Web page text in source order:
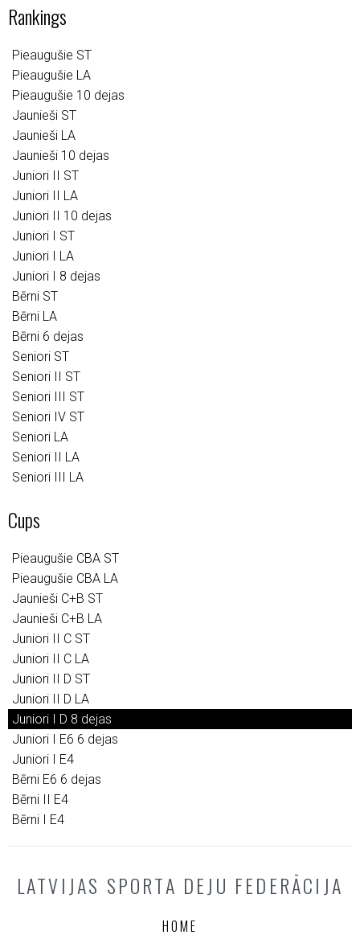
Rankings
Pieaugušie ST
Pieaugušie LA
Pieaugušie 10 dejas
Jaunieši ST
Jaunieši LA
Jaunieši 10 dejas
Juniori II ST
Juniori II LA
Juniori II 10 dejas
Juniori I ST
Juniori I LA
Juniori I 8 dejas
Bērni ST
Bērni LA
Bērni 6 dejas
Seniori ST
Seniori II ST
Seniori III ST
Seniori IV ST
Seniori LA
Seniori II LA
Seniori III LA
Cups
Pieaugušie CBA ST
Pieaugušie CBA LA
Jaunieši C+B ST
Jaunieši C+B LA
Juniori II C ST
Juniori II C LA
Juniori II D ST
Juniori II D LA
Juniori I D 8 dejas
Juniori I E6 6 dejas
Juniori I E4
Bērni E6 6 dejas
Bērni II E4
Bērni I E4
LATVIJAS SPORTA DEJU FEDERĀCIJA
HOME